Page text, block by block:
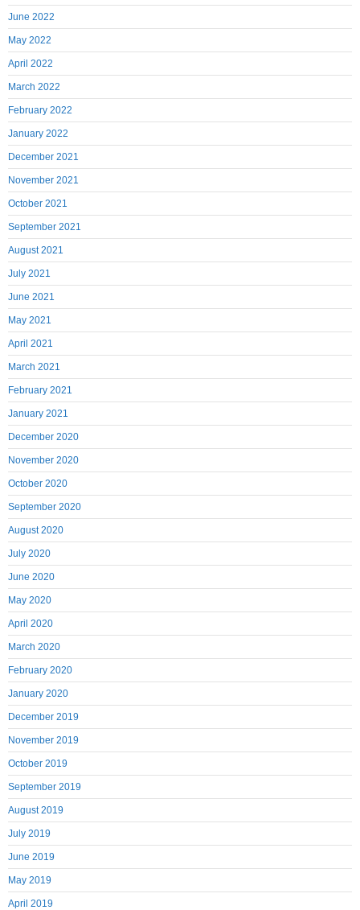
June 2022
May 2022
April 2022
March 2022
February 2022
January 2022
December 2021
November 2021
October 2021
September 2021
August 2021
July 2021
June 2021
May 2021
April 2021
March 2021
February 2021
January 2021
December 2020
November 2020
October 2020
September 2020
August 2020
July 2020
June 2020
May 2020
April 2020
March 2020
February 2020
January 2020
December 2019
November 2019
October 2019
September 2019
August 2019
July 2019
June 2019
May 2019
April 2019